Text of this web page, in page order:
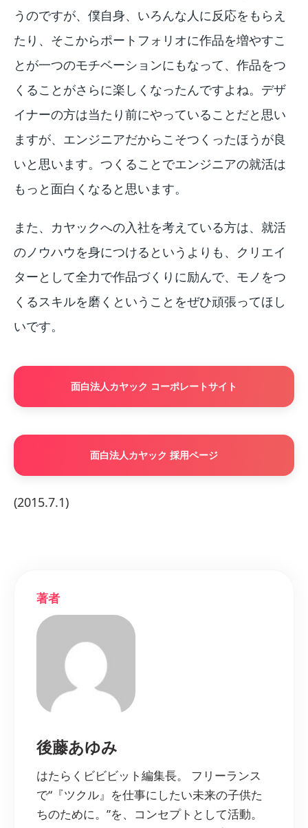
うのですが、僕自身、いろんな人に反応をもらえ
たり、そこからポートフォリオに作品を増やすこ
とが一つのモチベーションにもなって、作品をつ
くることがさらに楽しくなったんですよね。デザ
イナーの方は当たり前にやっていることだと思い
ますが、エンジニアだからこそつくったほうが良
いと思います。つくることでエンジニアの就活は
もっと面白くなると思います。
また、カヤックへの入社を考えている方は、就活
のノウハウを身につけるというよりも、クリエイ
ターとして全力で作品づくりに励んで、モノをつ
くるスキルを磨くということをぜひ頑張ってほし
いです。
面白法人カヤック コーポレートサイト
面白法人カヤック 採用ページ
(2015.7.1)
著者
後藤あゆみ
はたらくビビビット編集長。 フリーランス
で“『ツクル』を仕事にしたい未来の子供た
ちのために。”を、コンセプトとして活動。